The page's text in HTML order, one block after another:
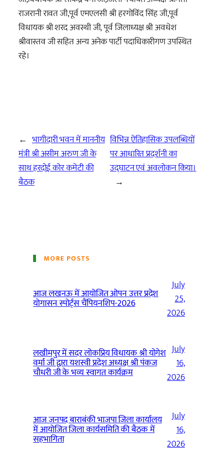
राजरानी रावत जी,पूर्व एमएलसी श्री हरगोविंद सिंह जी,पूर्व
विधायक श्री शरद अवस्थी जी, पूर्व जिलाध्यक्ष श्री अवधेश
श्रीवास्तव जी सहित अन्य अनेक पार्टी पदाधिकारीगण उपस्थित
रहे।
← भागीदारी भवन में माननीय
मंत्री श्री असीम अरुण जी के
साथ हरदोई कोर कमेटी की
बैठक
विभिन्न ऐतिहासिक उपलब्धियों
पर आधारित प्रदर्शनी का
उद्घाटन एवं अवलोकन किया।
→
MORE POSTS
आज लखनऊ में आयोजित ओपन उत्तर प्रदेश
योगासन स्पोर्ट्स चैंपियनशिप-2026
July
25,
2026
लखीमपुर में सदर लोकप्रिय विधायक श्री योगेश
वर्मा जी द्वारा यशस्वी प्रदेश अध्यक्ष श्री पंकज
चौधरी जी के भव्य स्वागत कार्यक्रम
July
16,
2026
आज जनपद बाराबंकी भाजपा जिला कार्यालय
में आयोजित जिला कार्यसमिति की बैठक में
सहभागिता
July
16,
2026